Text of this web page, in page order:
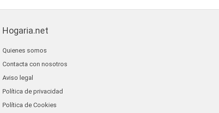
bonnin sanso
alfa baleares
Hogaria.net
Quienes somos
Contacta con nosotros
Aviso legal
Política de privacidad
Política de Cookies